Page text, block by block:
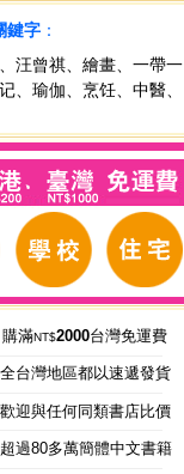
鍵字 ：
汪曾祺 繪畫
一帶一
瑜伽 烹饪 中醫
購滿NT$2000台灣免運費
全台灣地區都以速遞發貨
歡迎與任何同類書店比價
超過80多萬簡體中文書籍